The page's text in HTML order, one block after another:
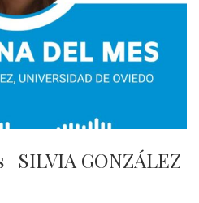
SILVIA GONZÁLEZ